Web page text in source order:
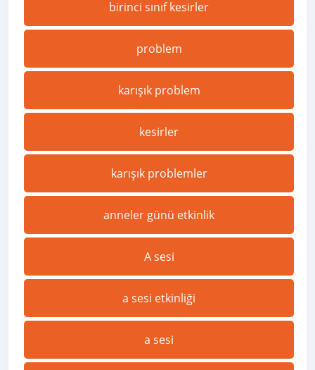
birinci sınıf kesirler
problem
karışık problem
kesirler
karışık problemler
anneler günü etkinlik
A sesi
a sesi etkinliği
a sesi